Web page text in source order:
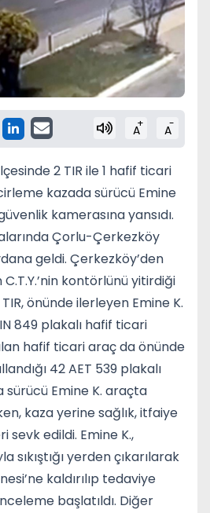
A+ A-
2 TIR ile 1 hafif ticari
kazada sürücü Emine
kamerasına yansıdı.
Çorlu-Çerkezköy
geldi. Çerkezköy’den
kontörlünü yitirdiği
önünde ilerleyen Emine K.
849 plakalı hafif ticari
hafif ticari araç da önünde
42 AET 539 plakalı
sürücü Emine K. araçta
kaza yerine sağlık, itfaiye
sevk edildi. Emine K.,
sıkıştığı yerden çıkarılarak
kaldırılıp tedaviye
başlatıldı. Diğer